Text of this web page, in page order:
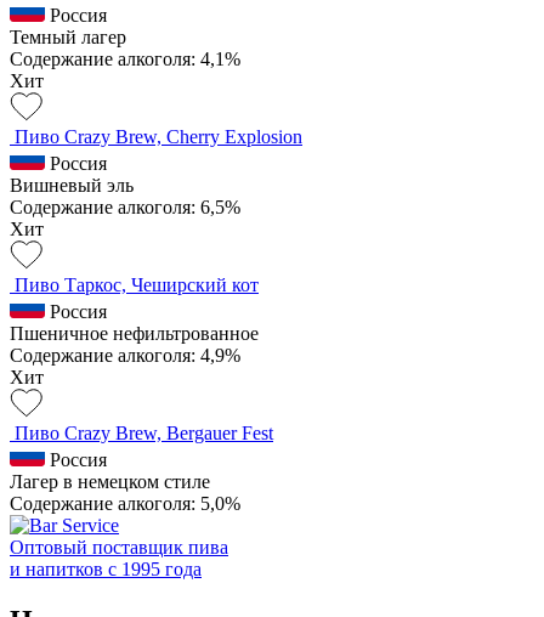
Россия
Темный лагер
Содержание алкоголя: 4,1%
Хит
Пиво Crazy Brew, Cherry Explosion
Россия
Вишневый эль
Содержание алкоголя: 6,5%
Хит
Пиво Таркос, Чеширский кот
Россия
Пшеничное нефильтрованное
Содержание алкоголя: 4,9%
Хит
Пиво Crazy Brew, Bergauer Fest
Россия
Лагер в немецком стиле
Содержание алкоголя: 5,0%
Оптовый поставщик пива
и напитков с 1995 года